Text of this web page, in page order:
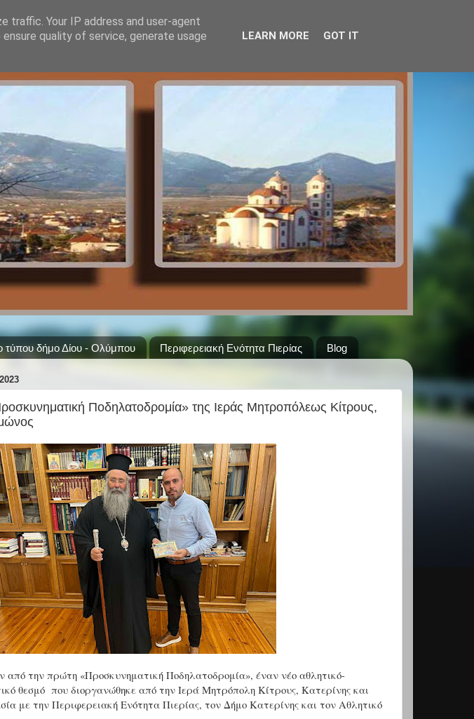
τύπου δήμο Δίου - Ολύμπου Περιφερειακή Ενότητα Πιερίας Blog
Ποδηλατοδρομία» της Ιεράς Μητροπόλεως Κίτρους,
από την πρώτη «Προσκυνηματική Ποδηλατοδρομία», έναν νέο αθλητικό-
θεσμό που διοργανώθηκε από την Ιερά Μητρόπολη Κίτρους, Κατερίνης και
με την Περιφερειακή Ενότητα Πιερίας, τον Δήμο Κατερίνης και τον Αθλητικό
traffic. Your IP address and user-agent
quality of service, generate usage
LEARN MORE GOT IT